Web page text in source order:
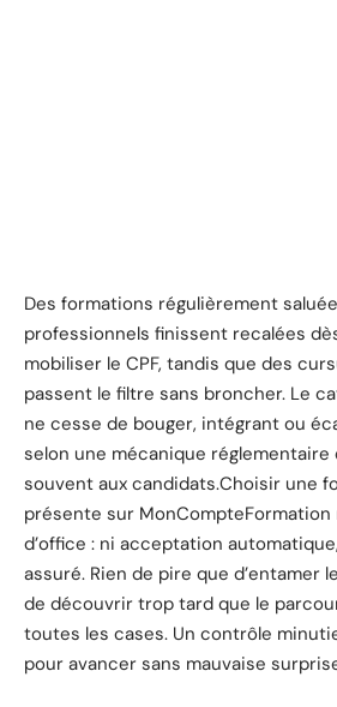
Des formations régulièrement
professionnels finissent recalées dès
mobiliser le CPF, tandis que des
passent le filtre sans broncher. Le
ne cesse de bouger, intégrant ou
selon une mécanique réglementaire
souvent aux candidats.Choisir une
présente sur
d’office : ni acceptation
assuré. Rien de pire que d’entamer
de découvrir trop tard que le
toutes les cases. Un contrôle
pour avancer sans mauvaise